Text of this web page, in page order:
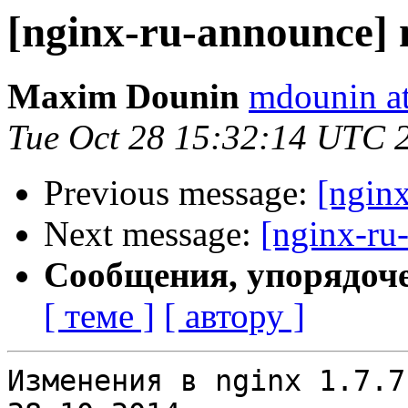
[nginx-ru-announce]
Maxim Dounin mdounin
Tue Oct 28 15:32:14 UTC
Previous message:
Next message: [nginx-
Сообщения,
[ теме ] [ автору ]
Изменения в nginx 1.7.7